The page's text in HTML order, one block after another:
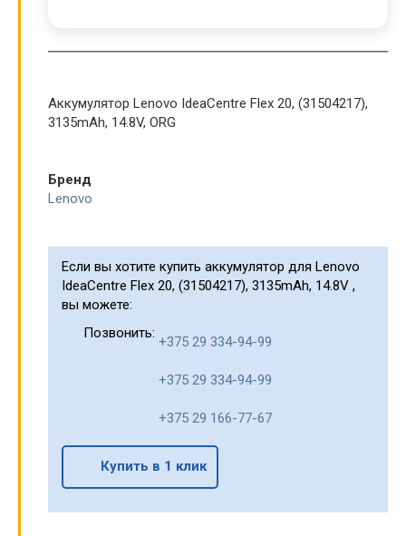
Аккумулятор Lenovo IdeaCentre Flex 20, (31504217),
3135mAh, 14.8V, ORG
Бренд
Lenovo
Если вы хотите купить аккумулятор для Lenovo
IdeaCentre Flex 20, (31504217), 3135mAh, 14.8V ,
вы можете:
Позвонить:
+375 29 334-94-99
+375 29 334-94-99
+375 29 166-77-67
Купить в 1 клик